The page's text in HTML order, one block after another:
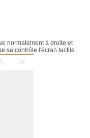
normalement à droite et
sa contrôle l'écran tactile